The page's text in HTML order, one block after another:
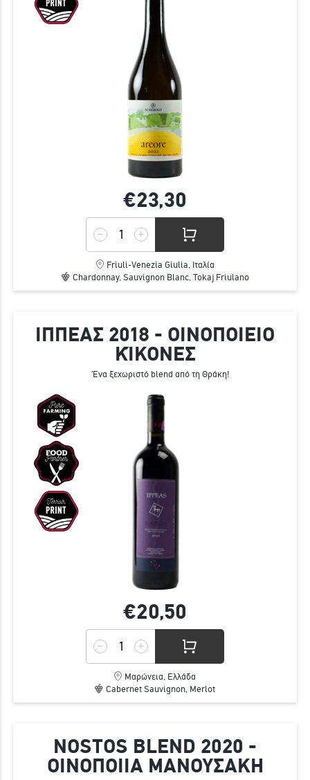
€23,30
Friuli-Venezia Giulia, Ιταλία
Chardonnay, Sauvignon Blanc, Tokaj Friulano
IΠΠΕΑΣ 2018 - ΟΙΝΟΠΟΙΕΙΟ
ΚΊΚΟΝΕΣ
Ένα ξεχωριστό blend από τη Θράκη!
€20,50
Μαρώνεια, Ελλάδα
Cabernet Sauvignon, Merlot
NOSTOS BLEND 2020 -
ΟΙΝΟΠΟΙΙΑ ΜΑΝΟΥΣΑΚΗ